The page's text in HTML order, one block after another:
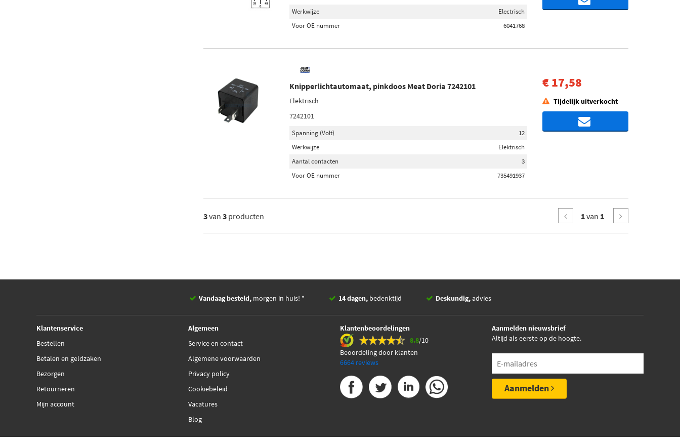
Werkwijze
Electrisch
Voor OE nummer
6041768
Knipperlichtautomaat, pinkdoos Meat Doria 7242101
Elektrisch
7242101
Spanning (Volt)
12
Werkwijze
Elektrisch
Aantal contacten
3
Voor OE nummer
735491937
€ 17,58
Tijdelijk uitverkocht
3van 3 producten 1van 1
Vandaag besteld, morgen in huis! * 14 dagen, bedenktijd Deskundig,advies
Klantenservice
Bestellen
Betalen en geldzaken
Bezorgen
Retourneren
Mijn account
Algemeen
Service en contact
Algemene voorwaarden
Privacy policy
Cookiebeleid
Vacatures
Blog
Klantenbeoordelingen
8.8/10
Beoordeling door klanten
6664 reviews
Aanmelden nieuwsbrief
Altijd als eerste op de hoogte.
Aanmelden